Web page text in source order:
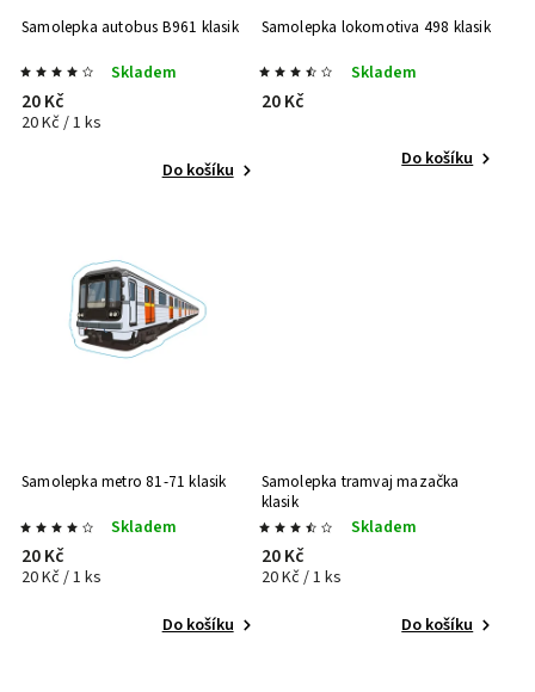
Samolepka autobus B961 klasik
Skladem
20 Kč
20 Kč / 1 ks
Do košíku
Samolepka lokomotiva 498 klasik
Skladem
20 Kč
Do košíku
Samolepka metro 81-71 klasik
Skladem
20 Kč
20 Kč / 1 ks
Do košíku
Samolepka tramvaj mazačka
klasik
Skladem
20 Kč
20 Kč / 1 ks
Do košíku